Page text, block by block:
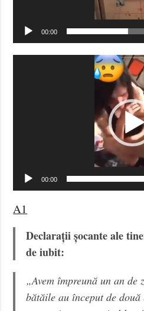
00:00
00:00
A1
Declarații șocante ale
de iubit:
„Avem împreună un an
bătăile au început de